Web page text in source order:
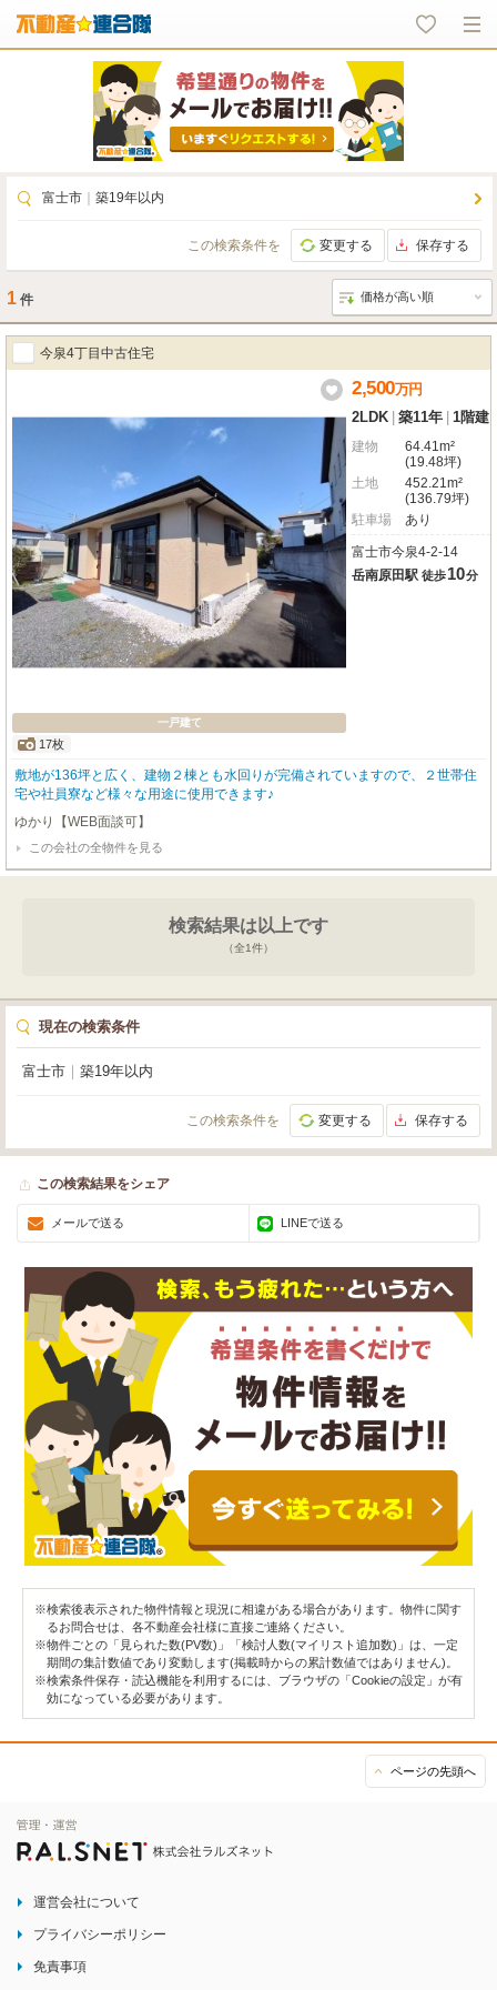
富士市 築19年以内
この検索条件を 変更する 保存する
1 件
今泉4丁目中古住宅
一戸建て
17枚
2,500万円
2LDK 築11年 1階建
建物
64.41m²
(19.48坪)
土地
452.21m²
(136.79坪)
駐車場
あり
富士市今泉4-2-14
岳南原田駅 徒歩10分
敷地が136坪と広く、建物２棟とも水回りが完備されていますので、２世帯住
宅や社員寮など様々な用途に使用できます♪
ゆかり【WEB面談可】
この会社の全物件を見る
検索結果は以上です
（全1件）
現在の検索条件
富士市 築19年以内
この検索条件を 変更する 保存する
この検索結果をシェア
メールで送る LINEで送る
※検索後表示された物件情報と現況に相違がある場合があります。物件に関す
るお問合せは、各不動産会社様に直接ご連絡ください。
※物件ごとの「見られた数(PV数)」「検討人数(マイリスト追加数)」は、一定
期間の集計数値であり変動します(掲載時からの累計数値ではありません)。
※検索条件保存・読込機能を利用するには、ブラウザの「Cookieの設定」が有
効になっている必要があります。
ページの先頭へ
運営会社について
プライバシーポリシー
免責事項